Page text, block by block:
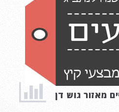
מאזור גוש דן